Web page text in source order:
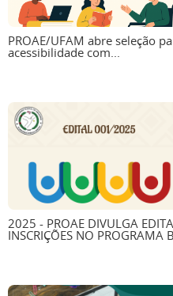
PROAE/UFAM abre seleção
acessibilidade com...
2025 - PROAE DIVULGA
INSCRIÇÕES NO PROGRAMA